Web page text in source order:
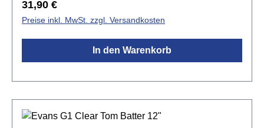
gut für das Besenspiel geeignet. In Kombination mit
der Level 360 Technology™ bietet die UV1 Serie die
vielseitigsten und strapazierfähigsten 10 mil
Schlagfelle auf dem Markt.Spezifikationen:Größe:
einsetzbar sehr strapazierfähig Level 360
Regulärer Preis:
31,90 €
Preise inkl. MwSt. zzgl. Versandkosten
In den Warenkorb